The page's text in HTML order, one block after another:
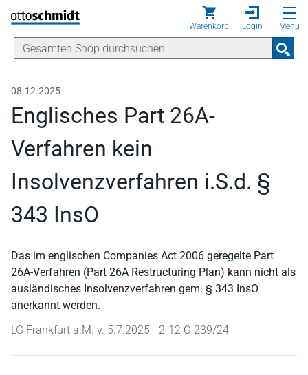
Direkt zum Inhalt
Warenkorb Login Menü
08.12.2025
Englisches Part 26A-
Verfahren kein
Insolvenzverfahren i.S.d. §
343 InsO
Das im englischen Companies Act 2006 geregelte Part
26A-Verfahren (Part 26A Restructuring Plan) kann nicht als
ausländisches Insolvenzverfahren gem. § 343 InsO
anerkannt werden.
LG Frankfurt a.M. v. 5.7.2025 - 2-12 O 239/24